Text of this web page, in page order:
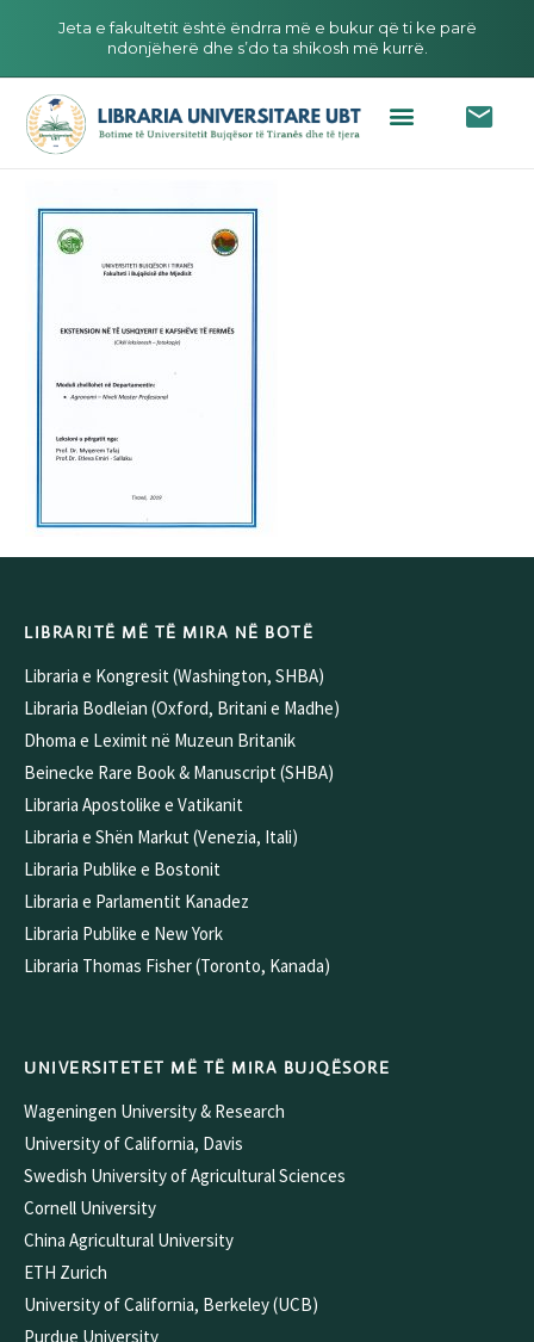
Jeta e fakultetit është ëndrra më e bukur që ti ke parë
ndonjëherë dhe s’do ta shikosh më kurrë.
LIBRARITË MË TË MIRA NË BOTË
Libraria e Kongresit (Washington, SHBA)
Libraria Bodleian (Oxford, Britani e Madhe)
Dhoma e Leximit në Muzeun Britanik
Beinecke Rare Book & Manuscript (SHBA)
Libraria Apostolike e Vatikanit
Libraria e Shën Markut (Venezia, Itali)
Libraria Publike e Bostonit
Libraria e Parlamentit Kanadez
Libraria Publike e New York
Libraria Thomas Fisher (Toronto, Kanada)
UNIVERSITETET MË TË MIRA BUJQËSORE
Wageningen University & Research
University of California, Davis
Swedish University of Agricultural Sciences
Cornell University
China Agricultural University
ETH Zurich
University of California, Berkeley (UCB)
Purdue University